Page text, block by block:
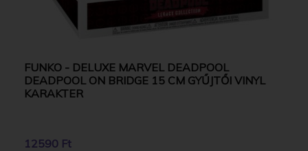
FUNKO - DELUXE MARVEL DEADPOOL
DEADPOOL ON BRIDGE 15 CM GYŰJTŐI VINYL
KARAKTER
12590 Ft